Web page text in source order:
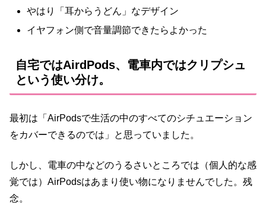
やはり「耳からうどん」なデザイン
イヤフォン側で音量調節できたらよかった
自宅ではAirdPods、電車内ではクリプシュ
という使い分け。
最初は「AirPodsで生活の中のすべてのシチュエーション
をカバーできるのでは」と思っていました。
しかし、電車の中などのうるさいところでは（個人的な感
覚では）AirPodsはあまり使い物になりませんでした。残
念。